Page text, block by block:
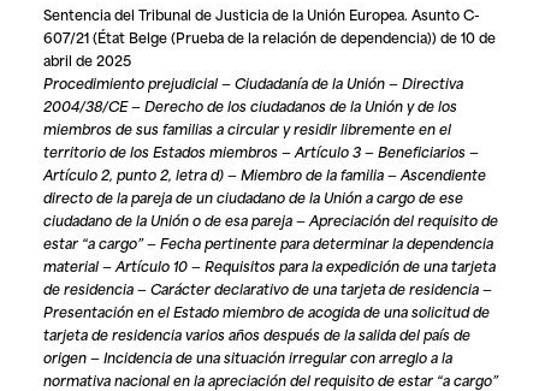
Sentencia del Tribunal de Justicia de la Unión Europea. Asunto C-
607/21 (État Belge (Prueba de la relación de dependencia)) de 10 de
abril de 2025
Procedimiento prejudicial — Ciudadanía de la Unión — Directiva
2004/38/CE — Derecho de los ciudadanos de la Unión y de los
miembros de sus familias a circular y residir libremente en el
territorio de los Estados miembros — Artículo 3 — Beneficiarios —
Artículo 2, punto 2, letra d) — Miembro de la familia — Ascendiente
directo de la pareja de un ciudadano de la Unión a cargo de ese
ciudadano de la Unión o de esa pareja — Apreciación del requisito de
estar “a cargo” — Fecha pertinente para determinar la dependencia
material — Artículo 10 — Requisitos para la expedición de una tarjeta
de residencia — Carácter declarativo de una tarjeta de residencia —
Presentación en el Estado miembro de acogida de una solicitud de
tarjeta de residencia varios años después de la salida del país de
origen — Incidencia de una situación irregular con arreglo a la
normativa nacional en la apreciación del requisito de estar “a cargo”